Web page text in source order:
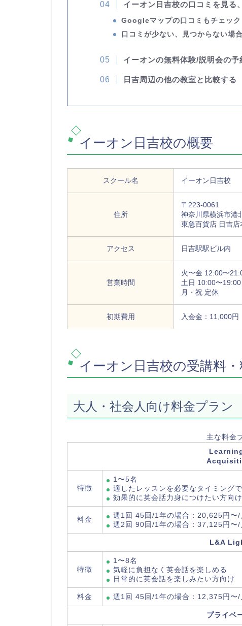
イーオン日吉校の口コミを見る
Googleマップの口コミもチェック
口コミが少ない、見つからない場
イーオンの無料体験/説明会の予
日吉周辺の他の教室と比較する
イーオン日吉校の概要
スクール名 イーオン日吉校
住所
〒223-0061
神奈川県横浜市港
東急百貨店 日吉店
アクセス 日吉駅駅ビル内
営業時間
火〜金 12:00〜
土日 10:00〜19:00
月・祝 定休
初期費用 入会金：11,000円
イーオン日吉校の受講料
大人・社会人向け料金プラン
主な料金
特徴
1〜5名
適したレッスンを必要なタイミング
効果的に英会話力身につけたい方向け
料金
週1回 45回/1年の場合：20,625円〜/
週2回 90回/1年の場合：37,125円〜/
L&A
特徴
1〜8名
気軽に負担なく英会話を楽しめる
日常的に英会話を楽しみたい方向け
料金 週1回 45回/1年の場合：12,375円〜/
プライベ